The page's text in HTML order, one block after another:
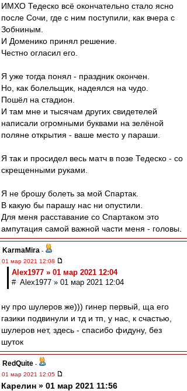
ИМХО Тедеско всё окончательно стало ясно
после Сочи, где с ним поступили, как вчера с
Зобниным.
И Доменико принял решение.
Честно огласил его.
Я уже тогда понял - праздник окончен.
Но, как болельщик, надеялся на чудо.
Пошёл на стадион.
И там мне и тысячам других свидетелей
написали огромными буквами на зелёной
поляне открытия - ваше место у параши.
Я так и просидел весь матч в позе Тедеско - со
скрещенными руками.
Я не брошу болеть за мой Спартак.
В какую бы парашу нас ни опустили.
Для меня расставание со Спартаком это
ампутация самой важной части меня - головы.
KarmaMira -
01 мар 2021 12:08
Alex1977 » 01 мар 2021 12:04
# Alex1977 » 01 мар 2021 12:04
ну про шулеров же))) гинер первый, ща его
газики подвинули и тд и тп, у нас, к счастью,
шулеров нет, здесь - спасибо фидуну, без
шуток
RedQuite -
01 мар 2021 12:05
Карелин » 01 мар 2021 11:56